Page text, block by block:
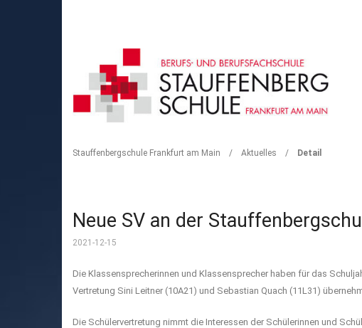
Stauffenbergschule Frankfurt am Main / Aktuelles / Detail
Neue SV an der
2021-12-15
Die Klassensprecherinnen und Klassensprecher haben für das
Vertretung Sini Leitner (10A21) und Sebastian Quach (11L31)
Die Schülervertretung nimmt die Interessen der Schülerinnen und